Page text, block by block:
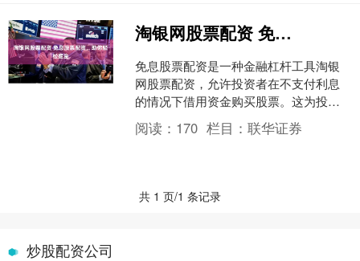
淘银网股票配资 免息股票配资，助你轻松掘金
免息股票配资是一种金融杠杆工具淘银
网股票配资，允许投资者在不支付利息
的情况下借用资金购买股票。这为投资
者提供了放大收益的巨大潜力，同时降
低了风险。 首先，投资者....
阅读： 170 栏目：联华证券
共 1 页/1 条记录
炒股配资公司